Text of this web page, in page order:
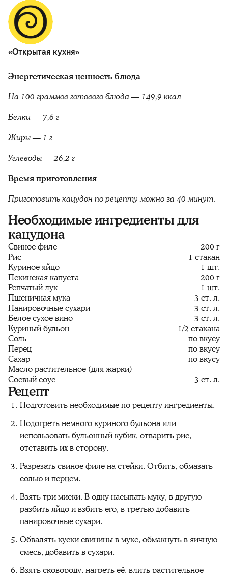
«Открытая кухня»
Энергетическая ценность блюда
На 100 граммов готового блюда — 149,9 ккал
Белки — 7,6 г
Жиры — 1 г
Углеводы — 26,2 г
Время приготовления
Приготовить кацудон по рецепту можно за 40 минут.
Необходимые ингредиенты для
кацудона
Свиное филе
200 г
Рис
1 стакан
Куриное яйцо
1 шт.
Пекинская капуста
200 г
Репчатый лук
1 шт.
Пшеничная мука
3 ст. л.
Панировочные сухари
3 ст. л.
Белое сухое вино
3 ст. л.
Куриный бульон
1/2 стакана
Соль
по вкусу
Перец
по вкусу
Сахар
по вкусу
Масло растительное (для жарки)
Соевый соус
3 ст. л.
Рецепт
Подготовить необходимые по рецепту ингредиенты.
Подогреть немного куриного бульона или
использовать бульонный кубик, отварить рис,
отставить их в сторону.
Разрезать свиное филе на стейки. Отбить, обмазать
солью и перцем.
Взять три миски. В одну насыпать муку, в другую
разбить яйцо и взбить его, в третью добавить
панировочные сухари.
Обвалять куски свинины в муке, обмакнуть в яичную
смесь, добавить в сухари.